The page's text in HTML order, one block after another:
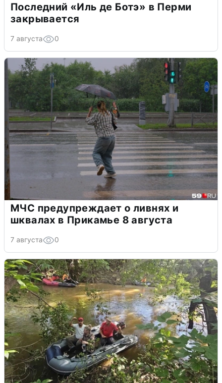
Последний «Иль де Ботэ» в Перми
закрывается
7 августа 0
МЧС предупреждает о ливнях и
шквалах в Прикамье 8 августа
7 августа 0